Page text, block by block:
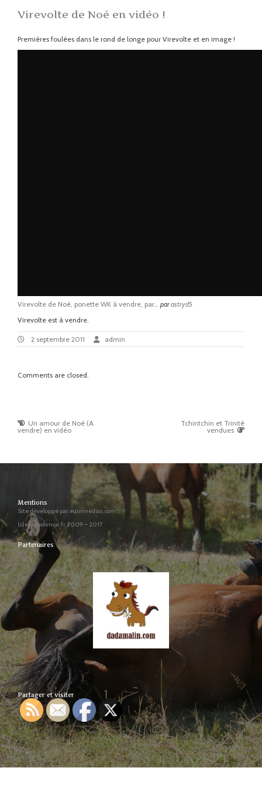
Virevolte de Noé en vidéo !
Premières foulées dans le rond de longe pour Virevolte et en image !
Virevolte de Noé, ponette WK à vendre, par… parastryd5
Virevolte est à vendre.
2 septembre 2011
2
septembre
admin
Comments are closed.
Post
Tchintchin et Trinité
vendues
Next
Previous
Post
Un amour de Noé (A
vendre) en vidéo
Mentions
Site développé par equimedias.com
(c)ecuriedenoe.fr 2009 – 2017
Partenaires
Partager et visiter